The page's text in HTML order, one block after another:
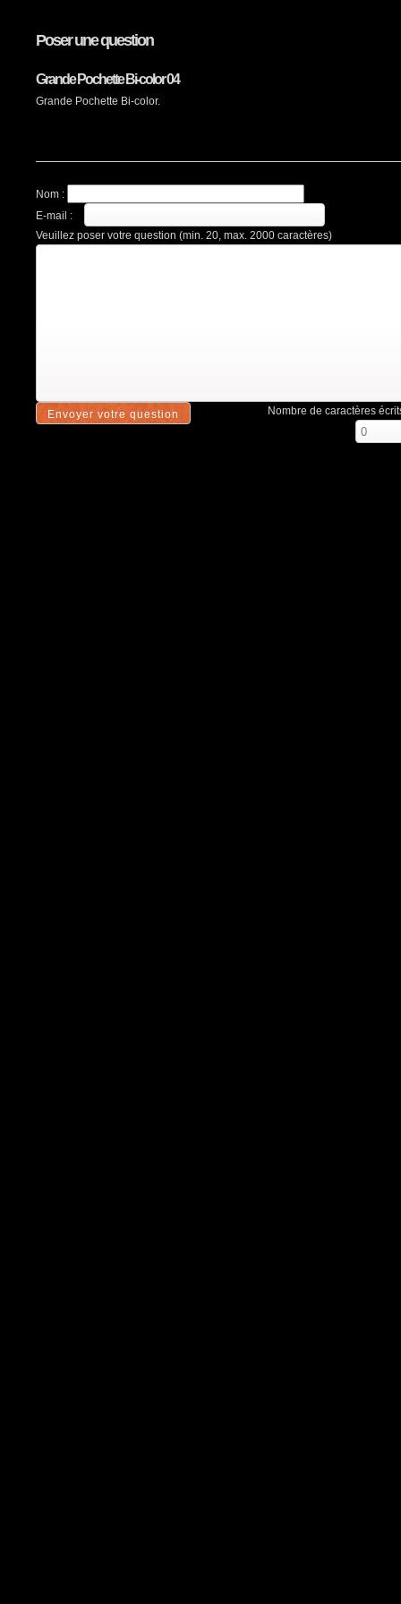
Poser une question
Grande Pochette Bi-color 04
Grande Pochette Bi-color.
Nom :
E-mail :
Veuillez poser votre question (min. 20, max. 2000 caractères)
Nombre de caractères